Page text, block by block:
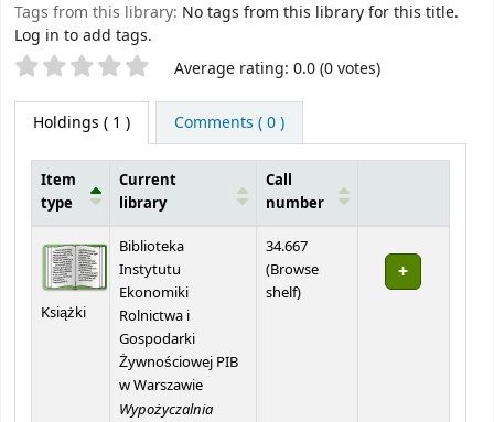
Tags from this library: No tags from this library for this title.
Log in to add tags.
Star ratings Average rating: 0.0 (0 votes)
Holdings ( 1 ) Comments ( 0 )
Item
type
Current
library
Call
number
Książki
Biblioteka
Instytutu
Ekonomiki
Rolnictwa i
Gospodarki
Żywnościowej PIB
w Warszawie
Wypożyczalnia
34.667
(Browse
shelf(Opens below)
)